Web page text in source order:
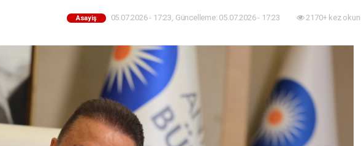
Asayiş 05.07.2026 - 17:23, Güncelleme: 05.07.2026 - 17:23 2170+ kez